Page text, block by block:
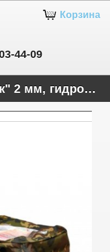
Корзина
44-09
Коптильня "Престиж" 2 мм, гидрозамок, сталь 304